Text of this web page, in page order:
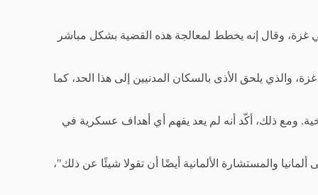
في غزة، وقال إنه يخطط لمعالجة هذه القضية بشكل مباشر
والذي يلحق الأذى بالسكان المدنيين إلى هذا الحد، كما
ومع ذلك، أكّد أنه لم يعد يفهم أي أهداف عسكرية في
والمستشارة الألمانية أيضًا أن تقولا شيئًا عن ذلك"،